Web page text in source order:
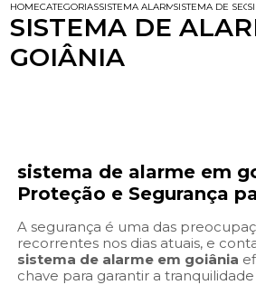
HOMECATEGORIASSISTEMA ALARME GOIANIA
SISTEMA DE
SISTEMA DE
GOIÂNIA
sistema de alarme em
Proteção e Segurança
A segurança é uma das
recorrentes nos dias atuais, e
sistema de alarme em goiânia
chave para garantir a